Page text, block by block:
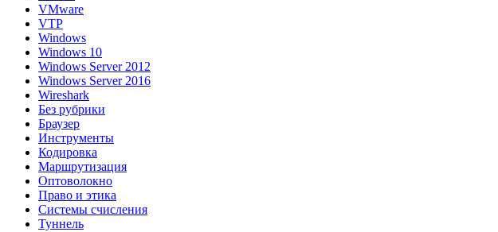
VMware
VTP
Windows
Windows 10
Windows Server 2012
Windows Server 2016
Wireshark
Без рубрики
Браузер
Инструменты
Кодировка
Маршрутизация
Оптоволокно
Право и этика
Системы счисления
Туннель